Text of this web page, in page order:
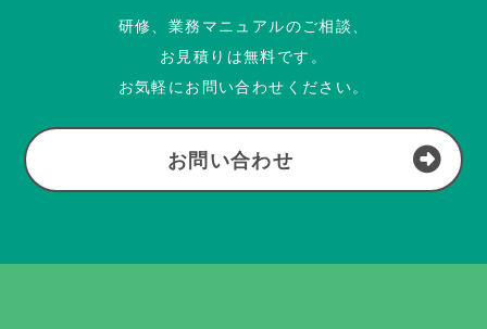
研修、業務マニュアルのご相談、
お見積りは無料です。
お気軽にお問い合わせください。
お問い合わせ